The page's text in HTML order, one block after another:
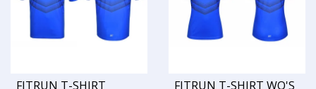
FITRUN T-SHIRT
FITRUN T-SHIRT WO'S